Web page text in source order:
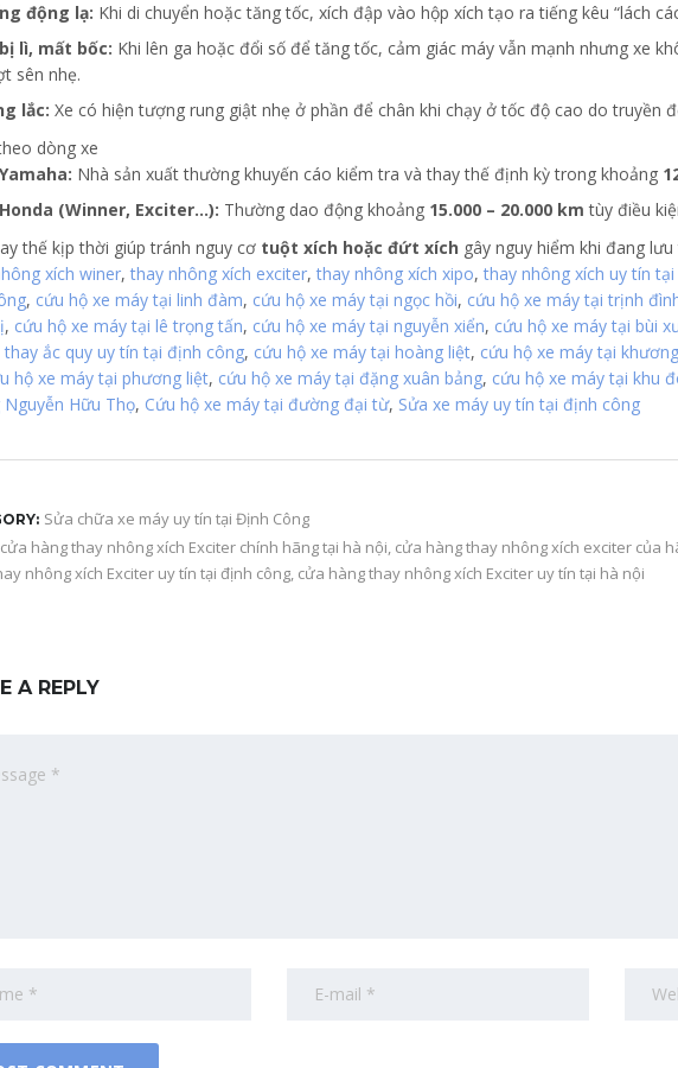
động lạ: Khi di chuyển hoặc tăng tốc, xích đập vào hộp xích tạo ra tiếng kêu “lách
lì, mất bốc: Khi lên ga hoặc đổi số để tăng tốc, cảm giác máy vẫn mạnh nhưng xe
sên nhẹ.
lắc: Xe có hiện tượng rung giật nhẹ ở phần để chân khi chạy ở tốc độ cao do truyền
dòng xe
Nhà sản xuất thường khuyến cáo kiểm tra và thay thế định kỳ trong khoảng
(Winner, Exciter…): Thường dao động khoảng 15.000 – 20.000 km tùy điều
thế kịp thời giúp tránh nguy cơ tuột xích hoặc đứt xích gây nguy hiểm khi đang lưu
xích winer, thay nhông xích exciter, thay nhông xích xipo, thay nhông xích uy tín
, cứu hộ xe máy tại linh đàm, cứu hộ xe máy tại ngọc hồi, cứu hộ xe máy tại trịnh
, cứu hộ xe máy tại lê trọng tấn, cứu hộ xe máy tại nguyễn xiển, cứu hộ xe máy tại bùi
thay ắc quy uy tín tại định công, cứu hộ xe máy tại hoàng liệt, cứu hộ xe máy tại
hộ xe máy tại phương liệt, cứu hộ xe máy tại đặng xuân bảng, cứu hộ xe máy tại khu
Hữu Thọ, Cứu hộ xe máy tại đường đại từ, Sửa xe máy uy tín tại định công
Sửa chữa xe máy uy tín tại Định Công
cửa hàng thay nhông xích Exciter chính hãng tại hà nội, cửa hàng thay nhông xích exciter của
nhông xích Exciter uy tín tại định công, cửa hàng thay nhông xích Exciter uy tín tại hà nội
A REPLY